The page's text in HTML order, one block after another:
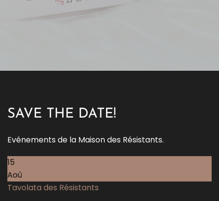
SAVE THE DATE!
Evénements de la Maison des Résistants.
15
Aoû
Tavolata des Résistants